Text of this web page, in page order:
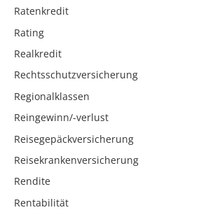
Ratenkredit
Rating
Realkredit
Rechtsschutzversicherung
Regionalklassen
Reingewinn/-verlust
Reisegepäckversicherung
Reisekrankenversicherung
Rendite
Rentabilität